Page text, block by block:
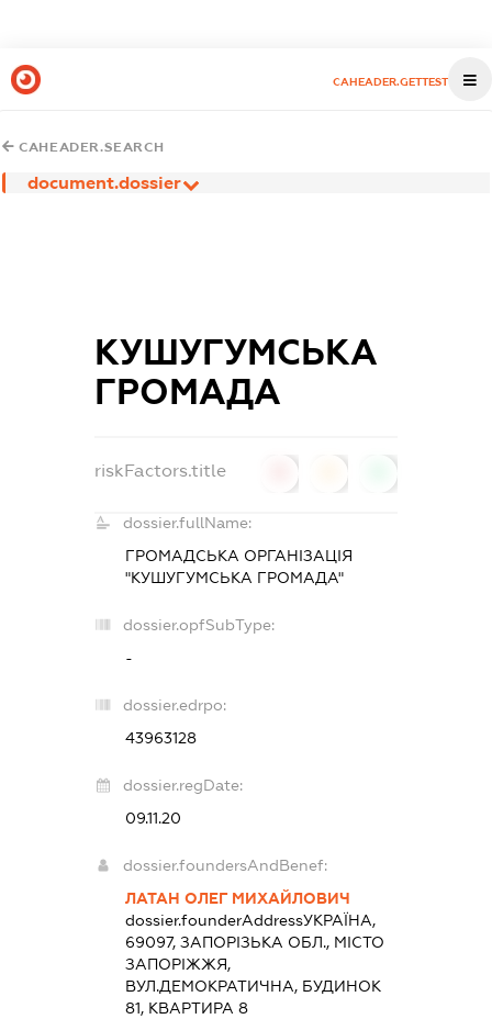
CAHEADER.GETTEST
CAHEADER.SEARCH
document.dossier
КУШУГУМСЬКА
ГРОМАДА
riskFactors.title
dossier.fullName:
ГРОМАДСЬКА ОРГАНІЗАЦІЯ
"КУШУГУМСЬКА ГРОМАДА"
dossier.opfSubType:
-
dossier.edrpo:
43963128
dossier.regDate:
09.11.20
dossier.foundersAndBenef:
ЛАТАН ОЛЕГ МИХАЙЛОВИЧ
dossier.founderAddressУКРАЇНА,
69097, ЗАПОРІЗЬКА ОБЛ., МІСТО
ЗАПОРІЖЖЯ,
ВУЛ.ДЕМОКРАТИЧНА, БУДИНОК
81, КВАРТИРА 8